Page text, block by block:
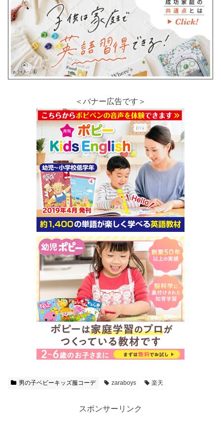
＜バナー広告です＞
男の子ベビーキッズ服コーデ zaraboys 楽天
スポンサーリンク